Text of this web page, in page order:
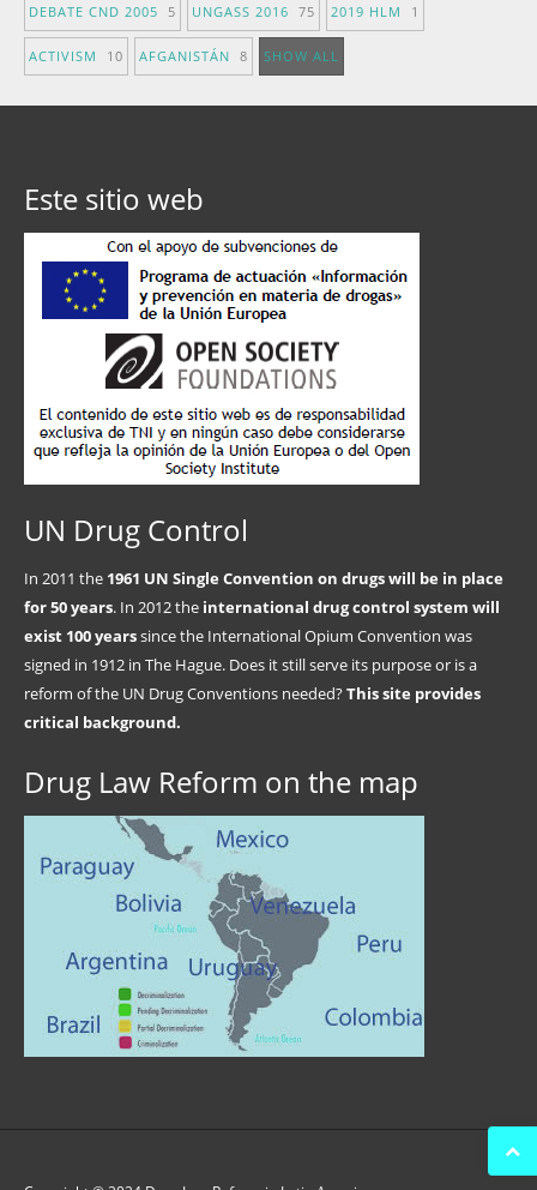
DEBATE CND 2005 5 UNGASS 2016 75 2019 HLM 1
ACTIVISM 10 AFGANISTÁN 8 SHOW ALL
Este sitio web
UN Drug Control
In 2011 the 1961 UN Single Convention on drugs will be in place
for 50 years. In 2012 the international drug control system will
exist 100 yearssince the International Opium Convention was
signed in 1912 in The Hague. Does it still serve its purpose or is a
reform of the UN Drug Conventions needed?This site provides
critical background.
Drug Law Reform on the map